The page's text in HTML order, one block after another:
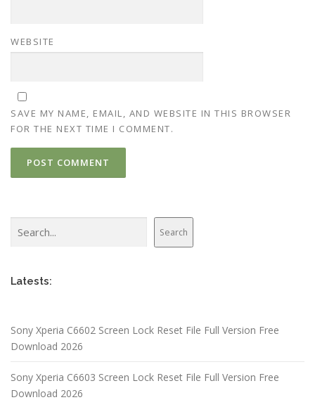
WEBSITE
SAVE MY NAME, EMAIL, AND WEBSITE IN THIS BROWSER
FOR THE NEXT TIME I COMMENT.
Search
Latests:
Sony Xperia C6602 Screen Lock Reset File Full Version Free
Download 2026
Sony Xperia C6603 Screen Lock Reset File Full Version Free
Download 2026